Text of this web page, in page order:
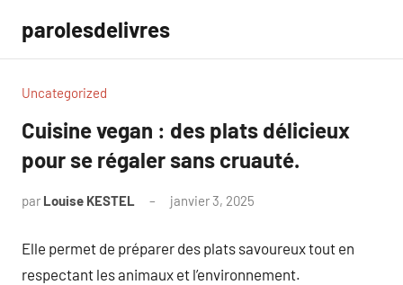
contenu
parolesdelivres
Uncategorized
Cuisine vegan : des plats délicieux
pour se régaler sans cruauté.
par Louise KESTEL janvier 3, 2025
Elle permet de préparer des plats savoureux tout en
respectant les animaux et l’environnement.